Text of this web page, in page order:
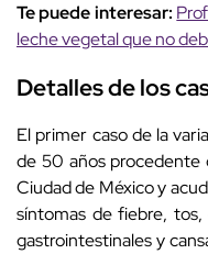
Te puede interesar:
leche vegetal que no
Detalles de los
El primer caso de la
de 50 años procedente
Ciudad de México y
síntomas de fiebre,
gastrointestinales y